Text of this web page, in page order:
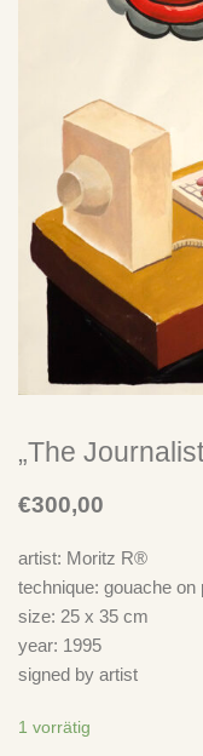
„The
€300,00
artist: Moritz R®
technique: gouache on
size: 25 x 35 cm
year: 1995
signed by artist
1 vorrätig
Warenkorb
Mega-Pack with